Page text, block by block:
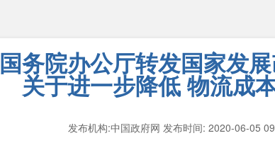
国务院办公厅转发国家发
关于进一步降低 物流成
发布机构:中国政府网 发布时间: 2020-06-05